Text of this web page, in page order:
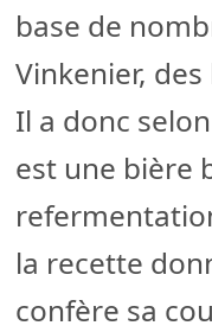
base de
Vinkenier,
Il a donc
est une bière
la recette
confère sa